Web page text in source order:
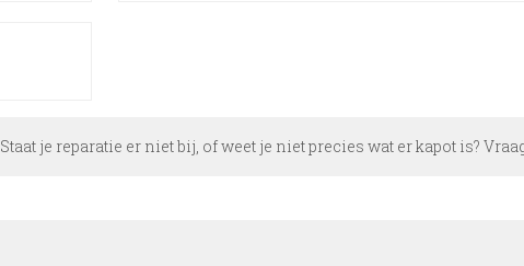
Staat je reparatie er niet bij, of weet je niet precies wat er kapot is?